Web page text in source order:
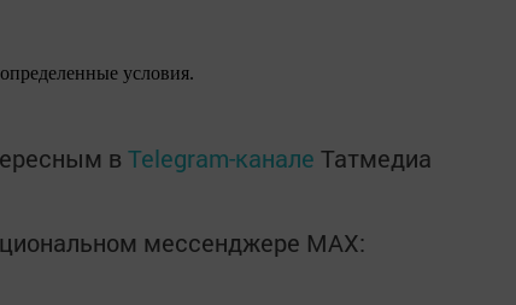
условия.
в Telegram-канале Татмедиа
мессенджере MАХ: